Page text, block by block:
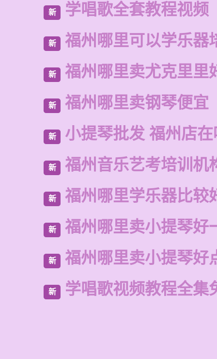
新 学唱歌全套教程视频
新 福州哪里可以学乐器
新 福州哪里卖尤克里里
新 福州哪里卖钢琴便宜
新 小提琴批发 福州店
新 福州音乐艺考培训机
新 福州哪里学乐器比较
新 福州哪里卖小提琴好
新 福州哪里卖小提琴好
新 学唱歌视频教程全集